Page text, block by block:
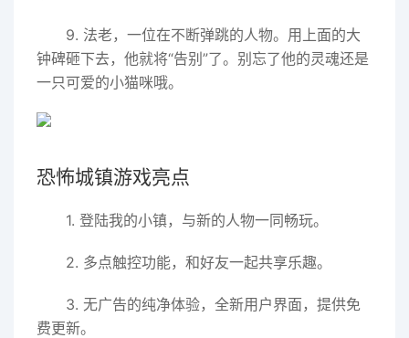
9. 法老，一位在不断弹跳的人物。用上面的大
钟碑砸下去，他就将“告别”了。别忘了他的灵魂还是
一只可爱的小猫咪哦。
恐怖城镇游戏亮点
1. 登陆我的小镇，与新的人物一同畅玩。
2. 多点触控功能，和好友一起共享乐趣。
3. 无广告的纯净体验，全新用户界面，提供免
费更新。